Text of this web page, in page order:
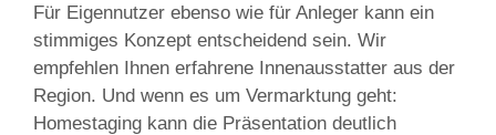
Für Eigennutzer ebenso wie für Anleger kann ein
stimmiges Konzept entscheidend sein. Wir
empfehlen Ihnen erfahrene Innenausstatter aus der
Region. Und wenn es um Vermarktung geht:
Homestaging kann die Präsentation deutlich